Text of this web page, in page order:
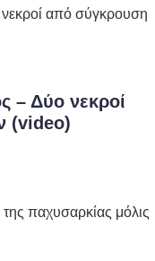
– Δύο νεκροί
(video)